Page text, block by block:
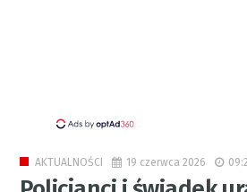
AKTUALNOŚCI 19 czerwca 2026